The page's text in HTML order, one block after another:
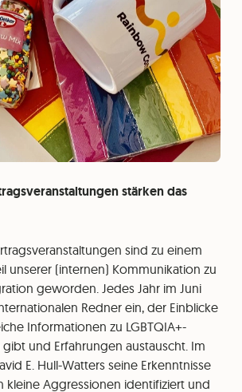
stärken das
sind zu einem
unserer (internen) Kommunikation zu
geworden. Jedes Jahr im Juni
Redner ein, der Einblicke
Informationen zu LGBTQIA+-
und Erfahrungen austauscht. Im
E. Hull-Watters seine Erkenntnisse
kleine Aggressionen identifiziert und